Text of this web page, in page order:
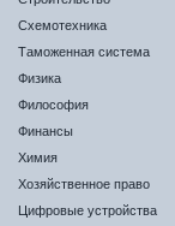
Схемотехника
Таможенная система
Физика
Философия
Финансы
Химия
Хозяйственное право
Цифровые устройства